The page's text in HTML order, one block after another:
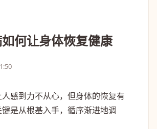
何让身体恢复健康
感到力不从心，但身体的恢复有
是从根基入手，循序渐进地调